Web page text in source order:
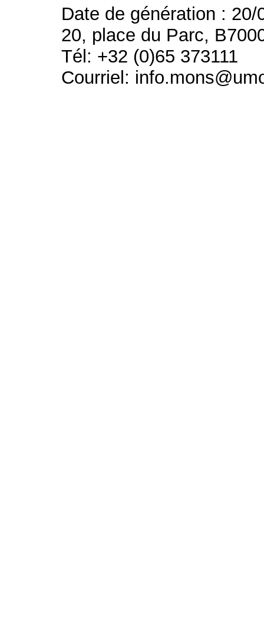
Date de génération : 20/
20, place du Parc,
Tél: +32 (0)65 373111
Courriel: